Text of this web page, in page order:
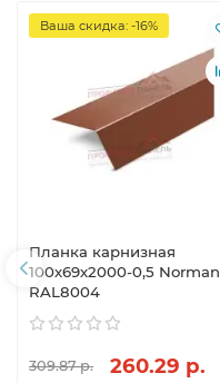
Ваша скидка: -16%
Планка карнизная
100х69х2000-0,5 Norman
RAL8004
309.87 р. 260.29 р.